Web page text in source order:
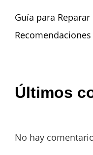
Guía para
Últimos
No hay